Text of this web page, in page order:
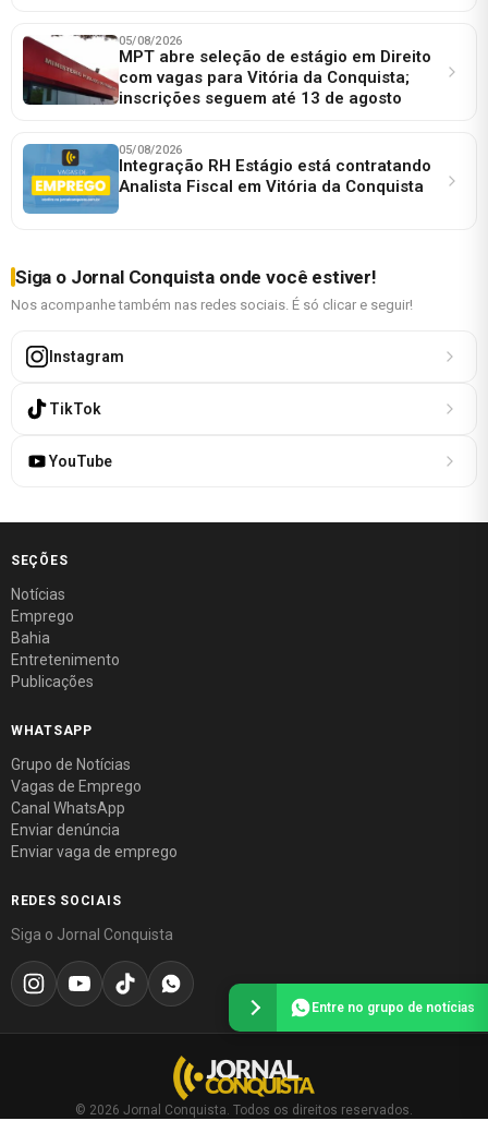
05/08/2026
MPT abre seleção de estágio em Direito
com vagas para Vitória da Conquista;
inscrições seguem até 13 de agosto
05/08/2026
Integração RH Estágio está contratando
Analista Fiscal em Vitória da Conquista
Siga o Jornal Conquista onde você estiver!
Nos acompanhe também nas redes sociais. É só clicar e seguir!
Instagram
TikTok
YouTube
SEÇÕES
Notícias
Emprego
Bahia
Entretenimento
Publicações
WHATSAPP
Grupo de Notícias
Vagas de Emprego
Canal WhatsApp
Enviar denúncia
Enviar vaga de emprego
REDES SOCIAIS
Siga o Jornal Conquista
© 2026 Jornal Conquista. Todos os direitos reservados.
Entre no grupo de notícias